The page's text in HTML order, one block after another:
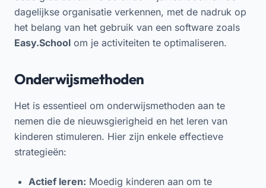
dagelijkse organisatie verkennen, met de nadruk op
het belang van het gebruik van een software zoals
Easy.School om je activiteiten te optimaliseren.
Onderwijsmethoden
Het is essentieel om onderwijsmethoden aan te
nemen die de nieuwsgierigheid en het leren van
kinderen stimuleren. Hier zijn enkele effectieve
strategieën:
Actief leren: Moedig kinderen aan om te